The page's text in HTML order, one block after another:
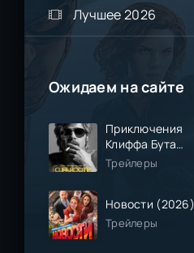
Лучшее 2026
Ожидаем на сайте
Приключения
Клиффа Бута
(2026)
Трейлеры
Новости (2026)
Трейлеры